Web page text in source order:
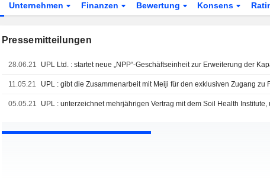
Unternehmen Finanzen Bewertung Konsens
Pressemitteilungen
28.06.21
11.05.21
05.05.21